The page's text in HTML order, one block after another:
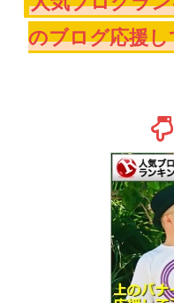
のブログ応援